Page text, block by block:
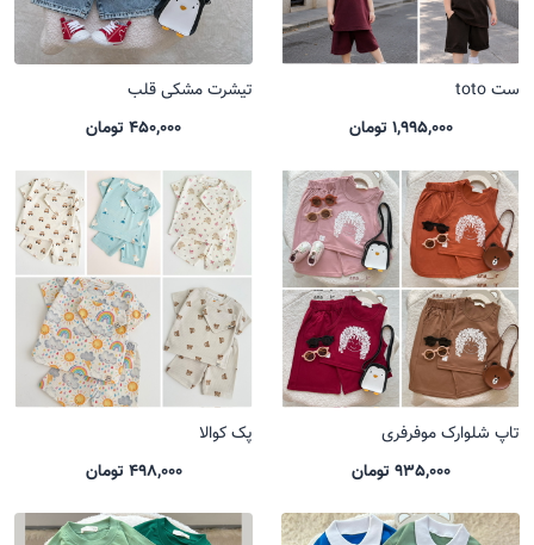
ست toto
1,995,000 تومان
تیشرت مشکی قلب
450,000 تومان
تاپ شلوارک موفرفری
935,000 تومان
پک کوالا
498,000 تومان